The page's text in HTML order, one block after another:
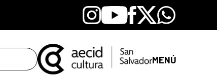
Instagram
YoutubeFacebook
X Whatsapp
MENÚ